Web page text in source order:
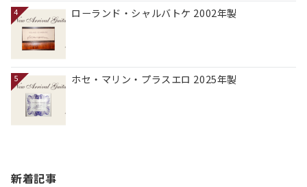
4 ローランド・シャルバトケ 2002年製
5 ホセ・マリン・プラスエロ 2025年製
新着記事